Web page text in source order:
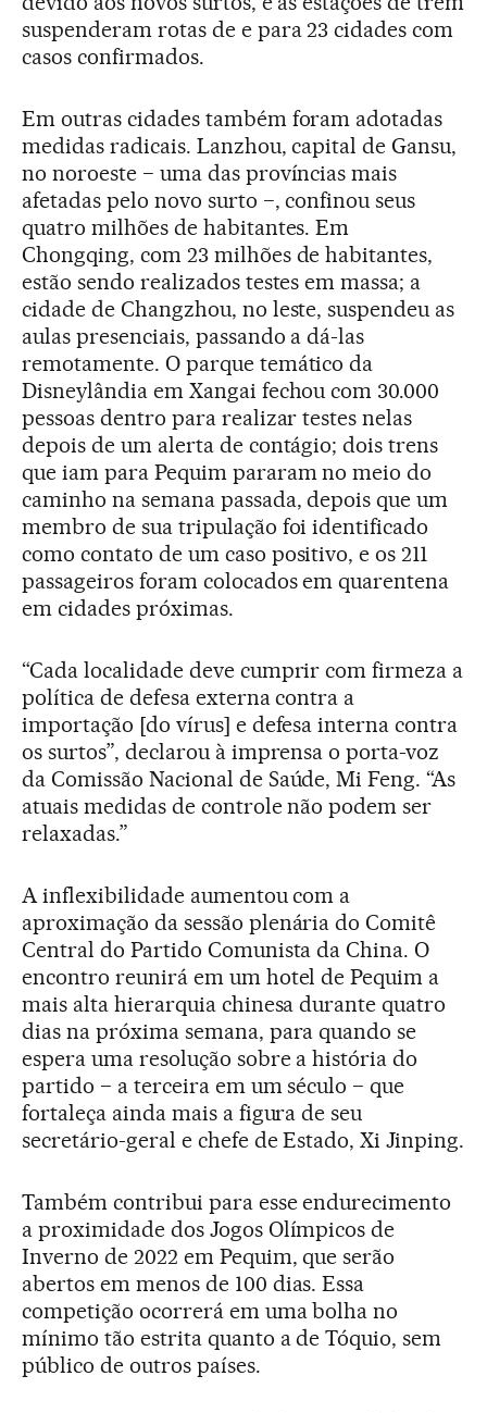
suspenderam rotas de e para 23 cidades com
casos confirmados.
Em outras cidades também foram adotadas
medidas radicais. Lanzhou, capital de Gansu,
no noroeste − uma das províncias mais
afetadas pelo novo surto −, confinou seus
quatro milhões de habitantes. Em
Chongqing, com 23 milhões de habitantes,
estão sendo realizados testes em massa; a
cidade de Changzhou, no leste, suspendeu as
aulas presenciais, passando a dá-las
remotamente. O parque temático da
Disneylândia em Xangai fechou com 30.000
pessoas dentro para realizar testes nelas
depois de um alerta de contágio; dois trens
que iam para Pequim pararam no meio do
caminho na semana passada, depois que um
membro de sua tripulação foi identificado
como contato de um caso positivo, e os 211
passageiros foram colocados em quarentena
em cidades próximas.
“Cada localidade deve cumprir com firmeza a
política de defesa externa contra a
importação [do vírus] e defesa interna contra
os surtos”, declarou à imprensa o porta-voz
da Comissão Nacional de Saúde, Mi Feng. “As
atuais medidas de controle não podem ser
relaxadas.”
A inflexibilidade aumentou com a
aproximação da sessão plenária do Comitê
Central do Partido Comunista da China. O
encontro reunirá em um hotel de Pequim a
mais alta hierarquia chinesa durante quatro
dias na próxima semana, para quando se
espera uma resolução sobre a história do
partido − a terceira em um século − que
fortaleça ainda mais a figura de seu
secretário-geral e chefe de Estado, Xi Jinping.
Também contribui para esse endurecimento
a proximidade dos Jogos Olímpicos de
Inverno de 2022 em Pequim, que serão
abertos em menos de 100 dias. Essa
competição ocorrerá em uma bolha no
mínimo tão estrita quanto a de Tóquio, sem
público de outros países.